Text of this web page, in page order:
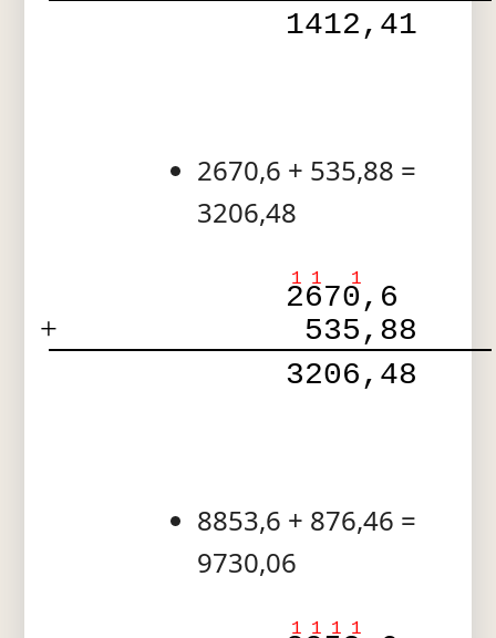
1412,41
2670,6 + 535,88 =
3206,48
1 1 1
2670,6
+
535,88
3206,48
8853,6 + 876,46 =
9730,06
1 1 1 1